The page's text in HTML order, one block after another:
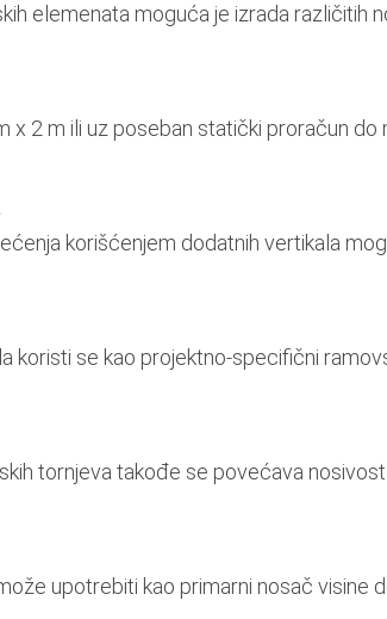
elemenata moguća je izrada različitih
x 2 m ili uz poseban statički proračun do
korišćenjem dodatnih vertikala
koristi se kao projektno-specifični
tornjeva takođe se povećava nosivost.
upotrebiti kao primarni nosač visine